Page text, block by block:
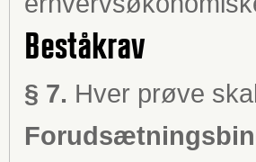
Beståkrav
§ 7. Hver prøve